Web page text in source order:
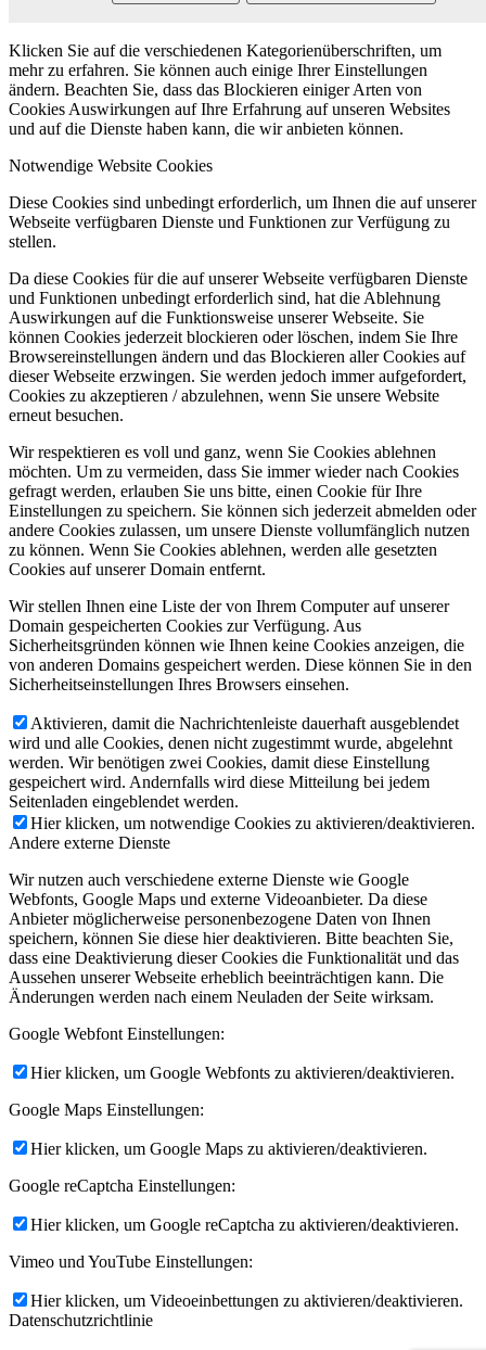
Klicken Sie auf die verschiedenen Kategorienüberschriften, um
mehr zu erfahren. Sie können auch einige Ihrer Einstellungen
ändern. Beachten Sie, dass das Blockieren einiger Arten von
Cookies Auswirkungen auf Ihre Erfahrung auf unseren Websites
und auf die Dienste haben kann, die wir anbieten können.
Notwendige Website Cookies
Diese Cookies sind unbedingt erforderlich, um Ihnen die auf unserer
Webseite verfügbaren Dienste und Funktionen zur Verfügung zu
stellen.
Da diese Cookies für die auf unserer Webseite verfügbaren Dienste
und Funktionen unbedingt erforderlich sind, hat die Ablehnung
Auswirkungen auf die Funktionsweise unserer Webseite. Sie
können Cookies jederzeit blockieren oder löschen, indem Sie Ihre
Browsereinstellungen ändern und das Blockieren aller Cookies auf
dieser Webseite erzwingen. Sie werden jedoch immer aufgefordert,
Cookies zu akzeptieren / abzulehnen, wenn Sie unsere Website
erneut besuchen.
Wir respektieren es voll und ganz, wenn Sie Cookies ablehnen
möchten. Um zu vermeiden, dass Sie immer wieder nach Cookies
gefragt werden, erlauben Sie uns bitte, einen Cookie für Ihre
Einstellungen zu speichern. Sie können sich jederzeit abmelden oder
andere Cookies zulassen, um unsere Dienste vollumfänglich nutzen
zu können. Wenn Sie Cookies ablehnen, werden alle gesetzten
Cookies auf unserer Domain entfernt.
Wir stellen Ihnen eine Liste der von Ihrem Computer auf unserer
Domain gespeicherten Cookies zur Verfügung. Aus
Sicherheitsgründen können wie Ihnen keine Cookies anzeigen, die
von anderen Domains gespeichert werden. Diese können Sie in den
Sicherheitseinstellungen Ihres Browsers einsehen.
Aktivieren, damit die Nachrichtenleiste dauerhaft ausgeblendet
wird und alle Cookies, denen nicht zugestimmt wurde, abgelehnt
werden. Wir benötigen zwei Cookies, damit diese Einstellung
gespeichert wird. Andernfalls wird diese Mitteilung bei jedem
Seitenladen eingeblendet werden.
Hier klicken, um notwendige Cookies zu aktivieren/deaktivieren.
Andere externe Dienste
Wir nutzen auch verschiedene externe Dienste wie Google
Webfonts, Google Maps und externe Videoanbieter. Da diese
Anbieter möglicherweise personenbezogene Daten von Ihnen
speichern, können Sie diese hier deaktivieren. Bitte beachten Sie,
dass eine Deaktivierung dieser Cookies die Funktionalität und das
Aussehen unserer Webseite erheblich beeinträchtigen kann. Die
Änderungen werden nach einem Neuladen der Seite wirksam.
Google Webfont Einstellungen:
Hier klicken, um Google Webfonts zu aktivieren/deaktivieren.
Google Maps Einstellungen:
Hier klicken, um Google Maps zu aktivieren/deaktivieren.
Google reCaptcha Einstellungen:
Hier klicken, um Google reCaptcha zu aktivieren/deaktivieren.
Vimeo und YouTube Einstellungen:
Hier klicken, um Videoeinbettungen zu aktivieren/deaktivieren.
Datenschutzrichtlinie